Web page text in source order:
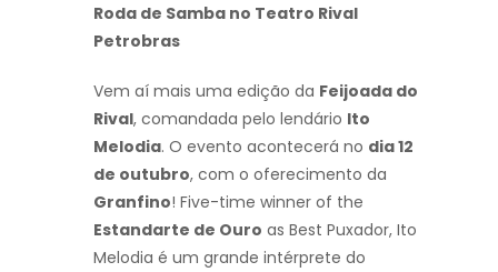
Roda de Samba no Teatro Rival
Petrobras
Vem aí mais uma edição da Feijoada do
Rival, comandada pelo lendário Ito
Melodia. O evento acontecerá no dia 12
de outubro, com o oferecimento da
Granfino! Five-time winner of the
Estandarte de Ouro as Best Puxador, Ito
Melodia é um grande intérprete do